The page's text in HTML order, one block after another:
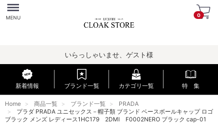
Menu
MENU 0
いらっしゃいませ、ゲスト様
新着情報 ブランド一覧 カテゴリ一覧 特 集
Home 商品一覧 ブランド一覧
PRADA
プラダ PRADA ユニセックス－帽子類 ブランド ベースボールキャップ ロゴ
ブラック メンズ レディース1HC179 2DMI F0002NERO ブラック cap-01